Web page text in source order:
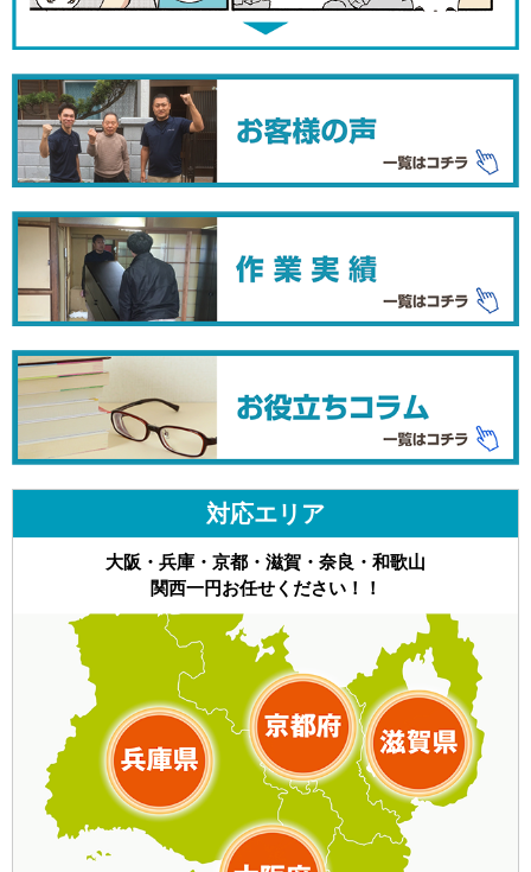
対応エリア
大阪・兵庫・京都・滋賀・奈良・和歌山
関西一円お任せください！！